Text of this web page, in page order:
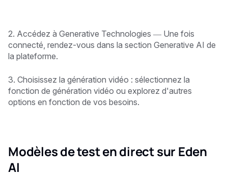
2. Accédez à Generative Technologies — Une fois
connecté, rendez-vous dans la section Generative AI de
la plateforme.
3. Choisissez la génération vidéo : sélectionnez la
fonction de génération vidéo ou explorez d'autres
options en fonction de vos besoins.
Modèles de test en direct sur Eden
AI